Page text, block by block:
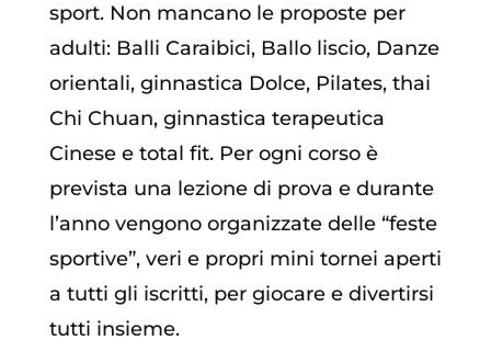
sport. Non mancano le proposte per
adulti: Balli Caraibici, Ballo liscio, Danze
orientali, ginnastica Dolce, Pilates, thai
Chi Chuan, ginnastica terapeutica
Cinese e total fit. Per ogni corso è
prevista una lezione di prova e durante
l’anno vengono organizzate delle “feste
sportive”, veri e propri mini tornei aperti
a tutti gli iscritti, per giocare e divertirsi
tutti insieme.